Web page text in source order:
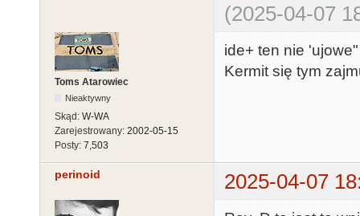
(2025-04-07
Toms Atarowiec
Nieaktywny
Skąd: W-WA
Zarejestrowany: 2002-05-15
Posty: 7,503
ide+ ten nie
Kermit się tym
perinoid 2025-04-07